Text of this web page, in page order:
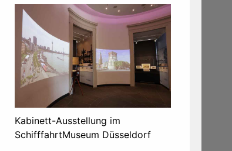
Kabinett-Ausstellung im
SchifffahrtMuseum Düsseldorf